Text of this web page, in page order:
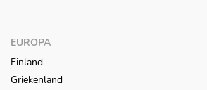
EUROPA
Finland
Griekenland